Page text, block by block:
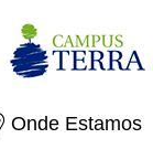
Onde Estamos